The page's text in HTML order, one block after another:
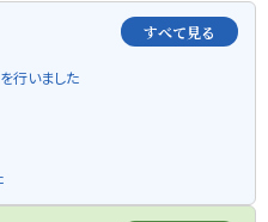
すべて見る
行いました